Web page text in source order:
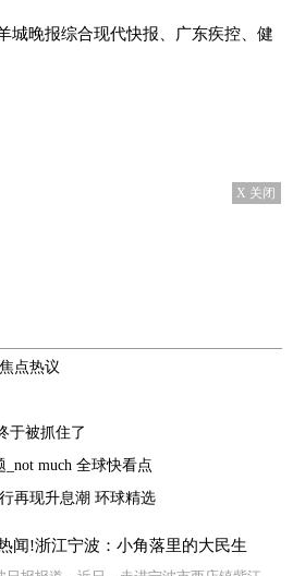
城晚报综合现代快报、广东疾控、健
X 关闭
点热议
于被抓住了
much 全球快看点
再现升息潮 环球精选
闻!浙江宁波：小角落里的大民生